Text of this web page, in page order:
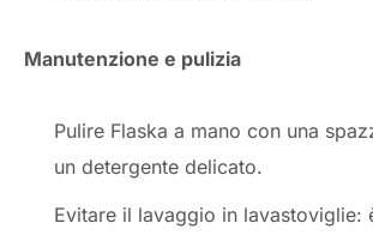
Manutenzione e pulizia
Pulire Flaska a mano con una
un detergente delicato.
Evitare il lavaggio in lavastoviglie: